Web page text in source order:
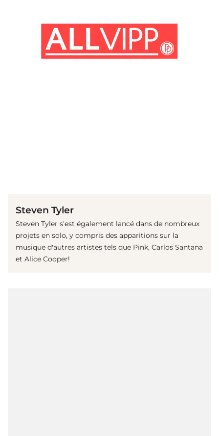
Steven Tyler
Steven Tyler s'est également lancé dans de nombreux
projets en solo, y compris des apparitions sur la
musique d'autres artistes tels que Pink, Carlos Santana
et Alice Cooper!